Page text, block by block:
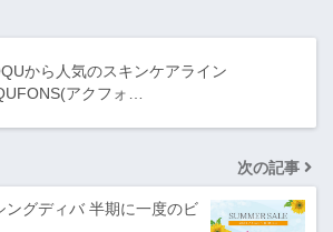
から人気のスキンケアライン
アクフォ…
次の記事
ングディバ 半期に一度のビ